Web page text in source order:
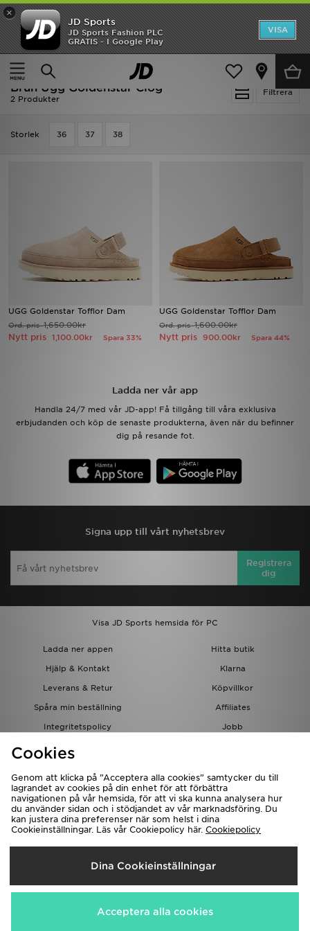
×
JD Sports
JD Sports Fashion PLC
GRATIS - I Google Play
VISA
Ny termin, ny stil Essentials för skolstarten
Hem
Brun Ugg Goldenstar Clog
Filtrera
Brun Ugg Goldenstar Clog
2 Produkter
Storlek 36 37 38
UGG Goldenstar Tofflor Dam
Ord. pris1,650.00kr
Nytt pris 1,100.00kr Spara 33%
UGG Goldenstar Tofflor Dam
Ord. pris1,600.00kr
Nytt pris 900.00kr Spara 44%
Ladda ner vår app
Handla 24/7 med vår JD-app! Få tillgång till våra exklusiva
erbjudanden och köp de senaste produkterna, även när du befinner
dig på resande fot.
Signa upp till vårt nyhetsbrev
Registrera
dig
Visa JD Sports hemsida för PC
Ladda ner appen
Hitta butik
Hjälp & Kontakt
Klarna
Leverans & Retur
Köpvillkor
Spåra min beställning
Affiliates
Integritetspolicy
Jobb
JD-bloggen
Levererar Till
Sverige
Vi accepterar följande betalningssätt
Hem
Rea
Nyheter
Bästsäljare
Sport
Fotboll
Ladda ner appen
Mina meddelanden
Cookies
Genom att klicka på ”Acceptera alla cookies” samtycker du till
lagrandet av cookies på din enhet för att förbättra
navigationen på vår hemsida, för att vi ska kunna analysera hur
du använder sidan och i stödjandet av vår marknadsföring. Du
kan justera dina preferenser när som helst i dina
Cookieinställningar. Läs vår Cookiepolicy här. Cookiepolicy
Dina Cookieinställningar
Acceptera alla cookies